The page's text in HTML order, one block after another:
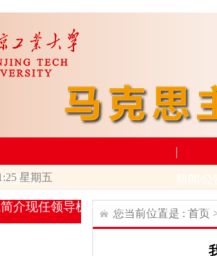
官网
介现任领导机构设置师资力量
|
星期五
您当前位置是 : 首页